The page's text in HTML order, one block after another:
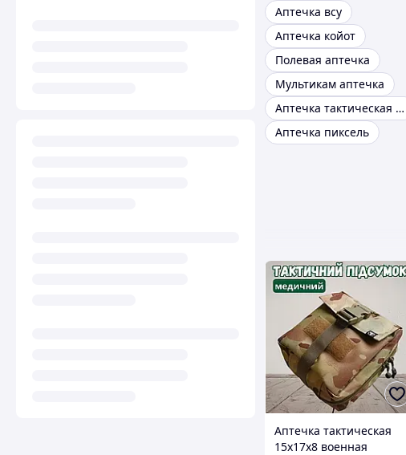
Аптечка всу
Аптечка койот
Полевая аптечка
Мультикам аптечка
Аптечка тактическая зсу
Аптечка пиксель
Аптечка тактическая
15x17x8 военная